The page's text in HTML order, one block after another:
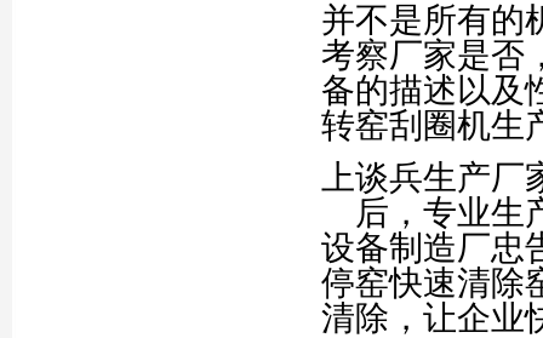
并不是所有的
考察厂家是否
备的描述以及
转窑刮圈机生
上谈兵生产厂
后，专业生
设备制造厂忠
停窑快速清除
清除，让企业